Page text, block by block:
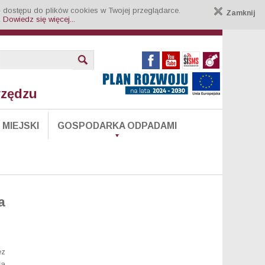
do plików cookies w Twojej przeglądarce. Zamknij
Dowiedz się więcej...
MIEJSKI GOSPODARKA ODPADAMI